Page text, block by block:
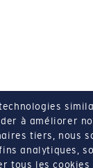
à améliorer
tiers, nous
analytiques,
tous les